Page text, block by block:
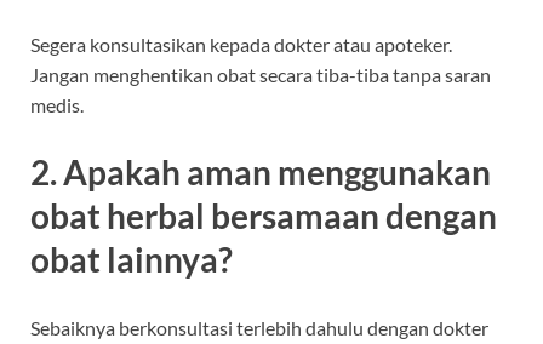
Segera konsultasikan kepada dokter atau apoteker.
Jangan menghentikan obat secara tiba-tiba tanpa saran
medis.
2. Apakah aman menggunakan
obat herbal bersamaan dengan
obat lainnya?
Sebaiknya berkonsultasi terlebih dahulu dengan dokter